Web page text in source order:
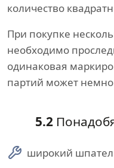
количество
При покупке
необходимо
одинаковая
партий может
5.2
широкий